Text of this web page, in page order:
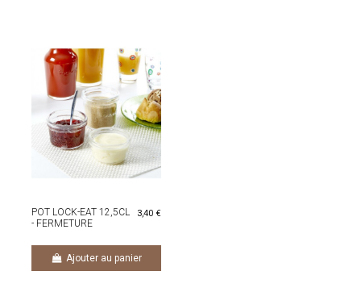
POT LOCK-EAT 12,5CL
- FERMETURE
3,40 €
Ajouter au panier